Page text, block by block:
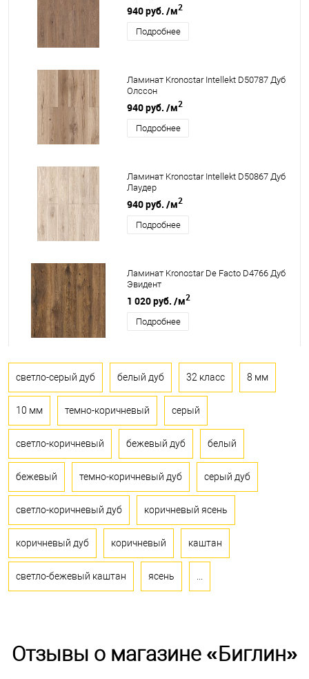
940 руб. /м2
Подробнее
Ламинат Kronostar Intellekt D50787 Дуб
Олссон
940 руб. /м2
Подробнее
Ламинат Kronostar Intellekt D50867 Дуб
Лаудер
940 руб. /м2
Подробнее
Ламинат Kronostar De Facto D4766 Дуб
Эвидент
1 020 руб. /м2
Подробнее
светло-серый дуб белый дуб 32 класс 8 мм
10 мм темно-коричневый серый
светло-коричневый бежевый дуб белый
бежевый темно-коричневый дуб серый дуб
светло-коричневый дуб коричневый ясень
коричневый дуб коричневый каштан
светло-бежевый каштан ясень
Отзывы о магазине «Биглин»